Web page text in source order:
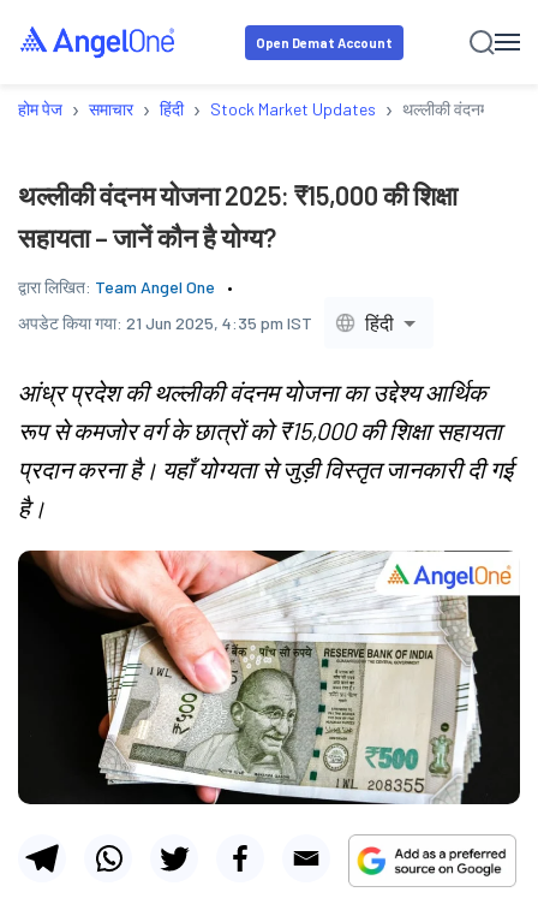
Open Demat Account
होम पेज › समाचार › हिंदी › Stock Market Updates › थल्लीकी वंदनम योजना
थल्लीकी वंदनम योजना 2025: ₹15,000 की शिक्षा
सहायता – जानें कौन है योग्य?
द्वारा लिखित: Team Angel One
अपडेट किया गया: 21 Jun 2025, 4:35 pm IST हिंदी
आंध्र प्रदेश की थल्लीकी वंदनम योजना का उद्देश्य आर्थिक
रूप से कमजोर वर्ग के छात्रों को ₹15,000 की शिक्षा सहायता
प्रदान करना है। यहाँ योग्यता से जुड़ी विस्तृत जानकारी दी गई
है।